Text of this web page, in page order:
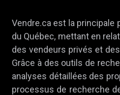
Vendre.ca est la principale
du Québec, mettant en
des vendeurs privés et
Grâce à des outils de
analyses détaillées des
processus de recherche